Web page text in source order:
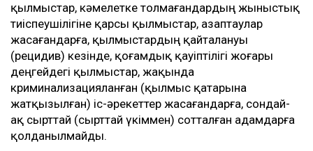
қылмыстар, кәмелетке толмағандардың жыныстық
тиіспеушілігіне қарсы қылмыстар, азаптаулар
жасағандарға, қылмыстардың қайталануы
(рецидив) кезінде, қоғамдық қауіптілігі жоғары
деңгейдегі қылмыстар, жақында
криминализацияланған (қылмыс қатарына
жатқызылған) іс-әрекеттер жасағандарға, сондай-
ақ сырттай (сырттай үкіммен) сотталған адамдарға
қолданылмайды.